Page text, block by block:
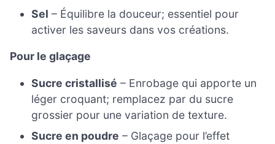
Sel – Équilibre la douceur; essentiel pour
activer les saveurs dans vos créations.
Pour le glaçage
Sucre cristallisé – Enrobage qui apporte un
léger croquant; remplacez par du sucre
grossier pour une variation de texture.
Sucre en poudre – Glaçage pour l’effet